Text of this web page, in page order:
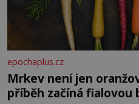
epochaplus.cz
Mrkev není jen
příběh začíná fialovou